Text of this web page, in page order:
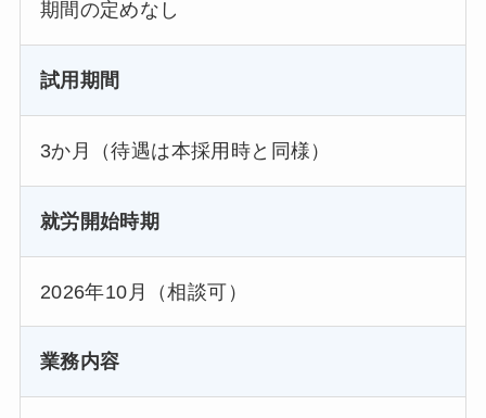
期間の定めなし
試用期間
3か月（待遇は本採用時と同様）
就労開始時期
2026年10月（相談可）
業務内容